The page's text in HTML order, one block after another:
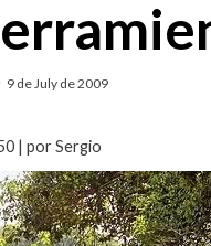
9 de July de 2009
| por Sergio